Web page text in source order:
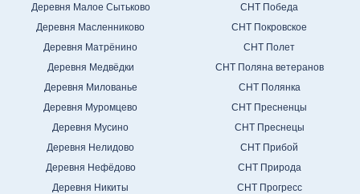
Деревня Малое Сытьково
Деревня Масленниково
Деревня Матрёнино
Деревня Медвёдки
Деревня Милованье
Деревня Муромцево
Деревня Мусино
Деревня Нелидово
Деревня Нефёдово
Деревня Никиты
СНТ Победа
СНТ Покровское
СНТ Полет
СНТ Поляна ветеранов
СНТ Полянка
СНТ Пресненцы
СНТ Преснецы
СНТ Прибой
СНТ Природа
СНТ Прогресс